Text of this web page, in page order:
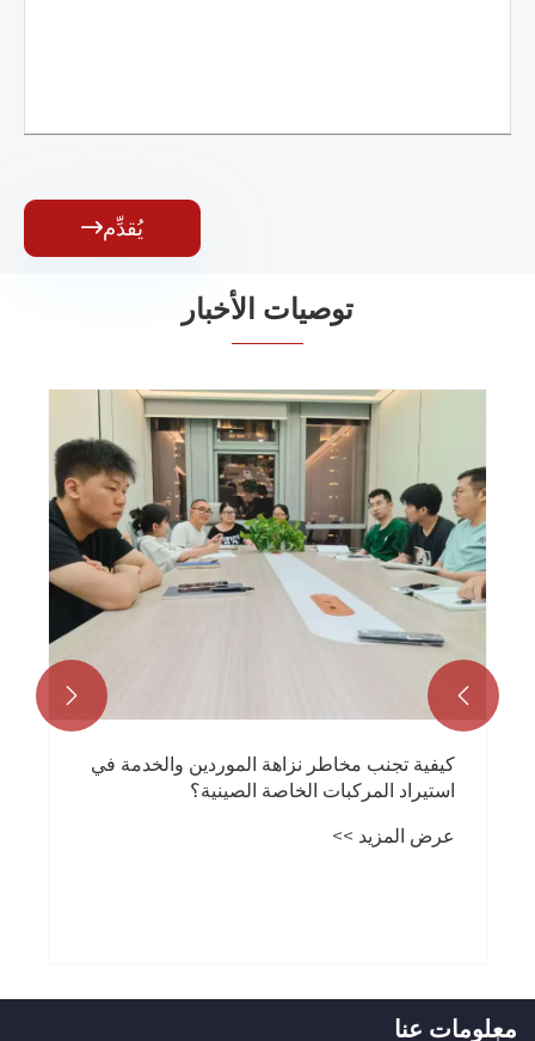
يُقدِّم
توصيات الأخبار
كيفية تجنب مخاطر نزاهة الموردين والخدمة في
استيراد المركبات الخاصة الصينية؟
عرض المزيد >>


معلومات عنا